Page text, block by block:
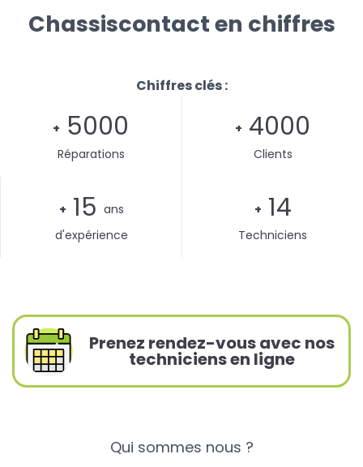
Chassiscontact en chiffres
Chiffres clés :
+ 5000
Réparations
+ 4000
Clients
+ 15 ans
d'expérience
+ 14
Techniciens
Prenez rendez-vous avec nos
techniciens en ligne
Qui sommes nous ?